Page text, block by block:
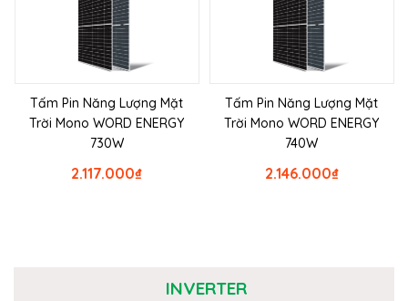
Tấm Pin Năng Lượng Mặt
Trời Mono WORD ENERGY
730W
₫
2.117.000
Tấm Pin Năng Lượng Mặt
Trời Mono WORD ENERGY
740W
₫
2.146.000
INVERTER